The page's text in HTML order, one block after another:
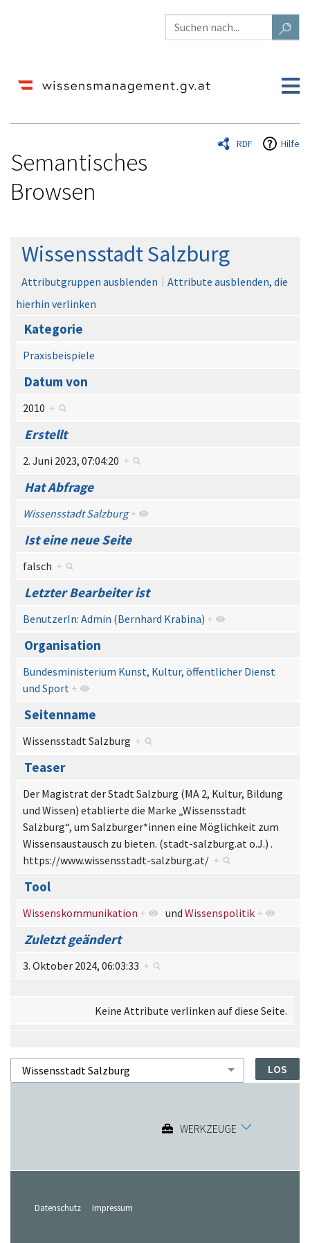
RDF Hilfe
Semantisches
Browsen
Wechseln zu: Navigation Suche
Wissensstadt Salzburg
Attributgruppen ausblenden
Attribute ausblenden, die
hierhin verlinken
Kategorie
Praxisbeispiele
Datum von
2010 +
Erstellt
2. Juni 2023, 07:04:20 +
Hat Abfrage
Wissensstadt Salzburg +
Ist eine neue Seite
falsch +
Letzter Bearbeiter ist
BenutzerIn: Admin (Bernhard Krabina) +
Organisation
Bundesministerium Kunst, Kultur, öffentlicher Dienst
und Sport +
Seitenname
Wissensstadt Salzburg +
Teaser
Der Magistrat der Stadt Salzburg (MA 2, Kultur, Bildung
und Wissen) etablierte die Marke „Wissensstadt
Salzburg“, um Salzburger*innen eine Möglichkeit zum
Wissensaustausch zu bieten. (stadt-salzburg.at o.J.) .
https://www.wissensstadt-salzburg.at/ +
Tool
Wissenskommunikation + und Wissenspolitik +
Zuletzt geändert
3. Oktober 2024, 06:03:33 +
Keine Attribute verlinken auf diese Seite.
WERKZEUGE
Datenschutz Impressum